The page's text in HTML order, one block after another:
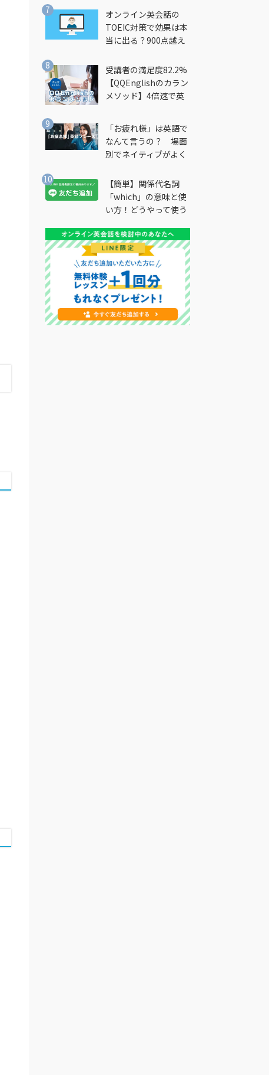
オンライン英会話の
TOEIC対策で効果は本
当に出る？900点越え
受講者の満足度82.2%
【QQEnglishのカラン
メソッド】4倍速で英
法とは？
「お疲れ様」は英語で
なんて言うの？ 場面
別でネイティブがよく
説
【簡単】関係代名詞
「which」の意味と使
い方！どうやって使う